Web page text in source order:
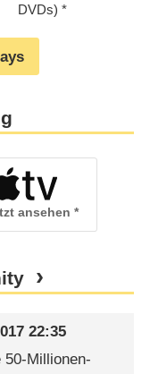
DVDs)
ansehen
22:35
Millionen-